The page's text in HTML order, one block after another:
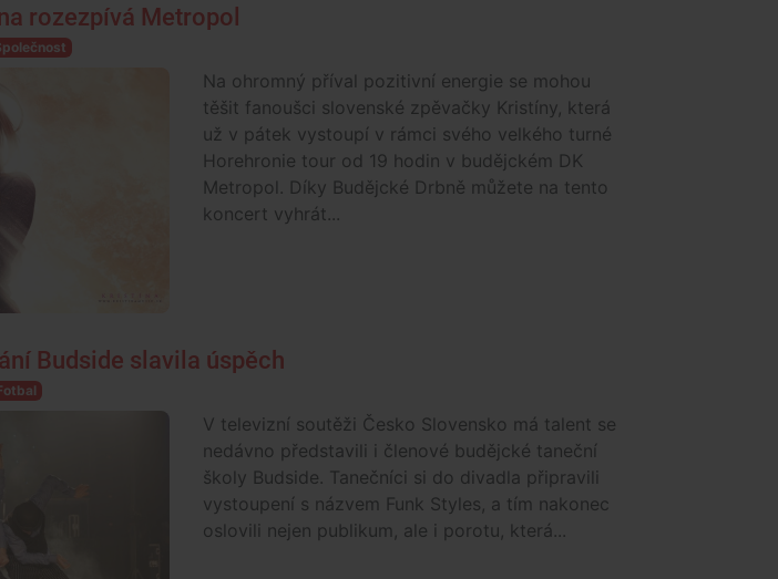
rozezpívá Metropol
Na ohromný příval pozitivní energie se mohou
těšit fanoušci slovenské zpěvačky Kristíny, která
už v pátek vystoupí v rámci svého velkého turné
Horehronie tour od 19 hodin v budějckém DK
Metropol. Díky Budějcké Drbně můžete na tento
koncert vyhrát...
Budside slavila úspěch
V televizní soutěži Česko Slovensko má talent se
nedávno představili i členové budějcké taneční
školy Budside. Tanečníci si do divadla připravili
vystoupení s názvem Funk Styles, a tím nakonec
oslovili nejen publikum, ale i porotu, která...